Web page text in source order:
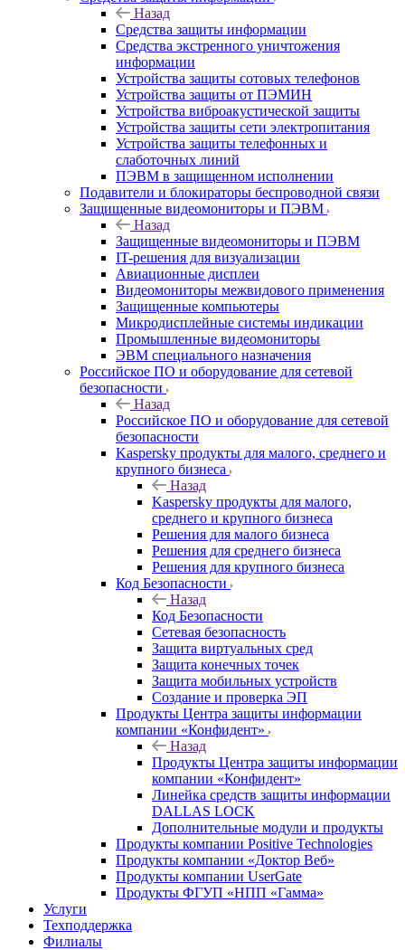
Назад
Средства защиты информации
Средства экстренного уничтожения
информации
Устройства защиты сотовых телефонов
Устройства защиты от ПЭМИН
Устройства виброакустической защиты
Устройства защиты сети электропитания
Устройства защиты телефонных и
слаботочных линий
ПЭВМ в защищенном исполнении
Подавители и блокираторы беспроводной связи
Защищенные видеомониторы и ПЭВМ
Назад
Защищенные видеомониторы и ПЭВМ
IT-решения для визуализации
Авиационные дисплеи
Видеомониторы межвидового применения
Защищенные компьютеры
Микродисплейные системы индикации
Промышленные видеомониторы
ЭВМ специального назначения
Российское ПО и оборудование для сетевой
безопасности
Назад
Российское ПО и оборудование для сетевой
безопасности
Kaspersky продукты для малого, среднего и
крупного бизнеса
Назад
Kaspersky продукты для малого,
среднего и крупного бизнеса
Решения для малого бизнеса
Решения для среднего бизнеса
Решения для крупного бизнеса
Код Безопасности
Назад
Код Безопасности
Сетевая безопасность
Защита виртуальных сред
Защита конечных точек
Защита мобильных устройств
Создание и проверка ЭП
Продукты Центра защиты информации
компании «Конфидент»
Назад
Продукты Центра защиты информации
компании «Конфидент»
Линейка средств защиты информации
DALLAS LOCK
Дополнительные модули и продукты
Продукты компании Positive Technologies
Продукты компании «Доктор Веб»
Продукты компании UserGate
Продукты ФГУП «НПП «Гамма»
Услуги
Техподдержка
Филиалы